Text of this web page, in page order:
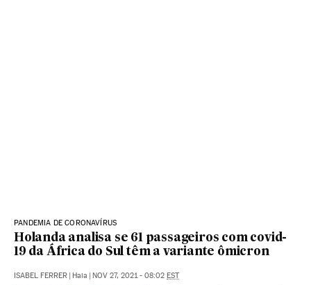
PANDEMIA DE CORONAVÍRUS
Holanda analisa se 61 passageiros com covid-
19 da África do Sul têm a variante ômicron
ISABEL FERRER | Haia | NOV 27, 2021 - 08:02 EST